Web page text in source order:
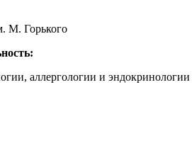
М. Горького
аллергологии и